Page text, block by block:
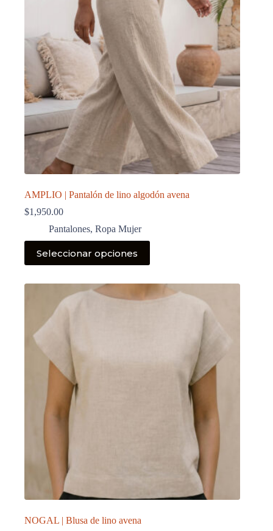
AMPLIO | Pantalón de lino algodón avena
$1,950.00
Pantalones, Ropa Mujer
Seleccionar opciones
Este
producto
tiene
opciones
pueden
elegir
producto
NOGAL | Blusa de lino avena